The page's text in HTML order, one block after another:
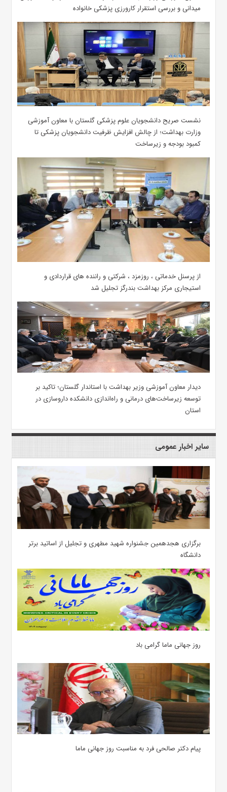
میدانی و بررسی استقرار کارورزی پزشکی ‌خانواده
نشست صریح دانشجویان علوم پزشکی گلستان با معاون آموزشی
وزارت بهداشت؛ از چالش افزایش ظرفیت دانشجویان ‌پزشکی تا
کمبود بودجه و زیرساخت
از پرسنل خدماتی ، روزمزد ، شرکتی و راننده های قراردادی و
استیجاری مرکز بهداشت بندرگز تجلیل شد
دیدار معاون آموزشی وزیر بهداشت با استاندار گلستان؛ تاکید بر
توسعه زیرساخت‌های درمانی و راه‌اندازی دانشکده داروسازی در
استان
سایر اخبار عمومی
برگزاری هجدهمین جشنواره شهید مطهری و تجلیل از اساتید برتر
دانشگاه
روز جهانی ماما گرامی باد
پیام دکتر صالحی فرد به مناسبت روز جهانی ماما